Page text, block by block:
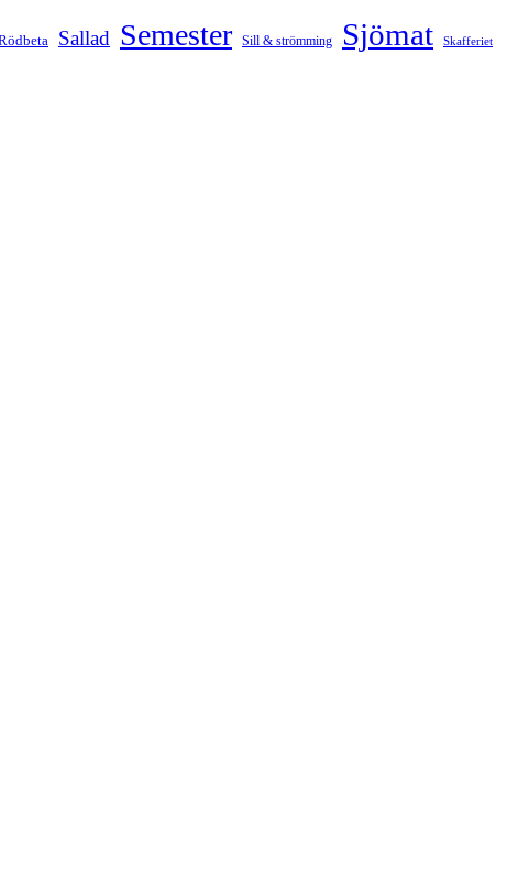
Sallad Semester Sill & strömming Sjömat Skafferiet